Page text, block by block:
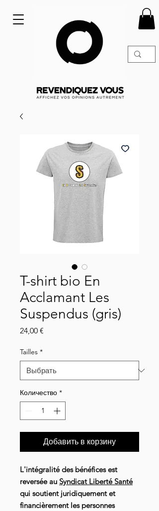
T-shirt bio En
Acclamant Les
Suspendus (gris)
24,00 €
Tailles *
Количество *
Добавить в корзину
L'intégralité des bénéfices est
reversée au Syndicat Liberté Santé
qui soutient juridiquement et
financièrement les personnes